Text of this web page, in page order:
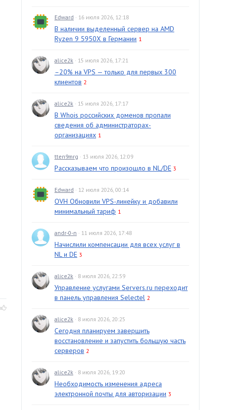
Edward · 16 июля 2026, 12:18
В наличии выделенный сервер на AMD
Ryzen 9 5950X в Германии 1
alice2k · 15 июля 2026, 17:21
–20% на VPS — только для первых 300
клиентов 2
alice2k · 15 июля 2026, 17:17
В Whois российских доменов пропали
сведения об администраторах-
организациях 1
tten9mrg · 13 июля 2026, 12:09
Рассказываем что произошло в NL/DE 3
Edward · 12 июля 2026, 00:14
OVH Обновили VPS-линейку и добавили
минимальный тариф 1
andr-0-n · 11 июля 2026, 17:48
Начислили компенсации для всех услуг в
NL и DE 3
alice2k · 8 июля 2026, 22:59
Управление услугами Servers.ru переходит
в панель управления Selectel 2
alice2k · 8 июля 2026, 20:25
Сегодня планируем завершить
восстановление и запустить большую часть
серверов 2
alice2k · 8 июля 2026, 19:20
Необходимость изменения адреса
электронной почты для авторизации 3